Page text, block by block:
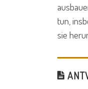
tun,
sie